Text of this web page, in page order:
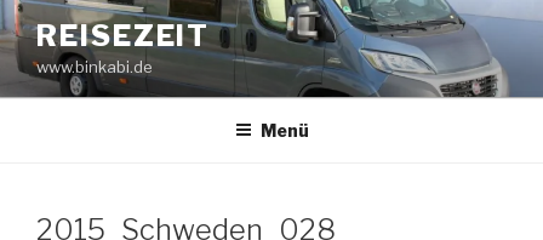
Zum
Inhalt
springen
REISEZEIT
www.binkabi.de
Menü
2015_Schweden_028